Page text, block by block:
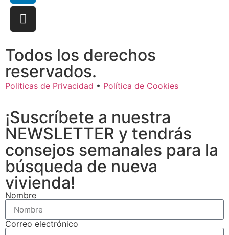
Todos los derechos
reservados.
Politicas de Privacidad • Política de Cookies
¡Suscríbete a nuestra
NEWSLETTER y tendrás
consejos semanales para la
búsqueda de nueva
vivienda!
Nombre
Correo electrónico